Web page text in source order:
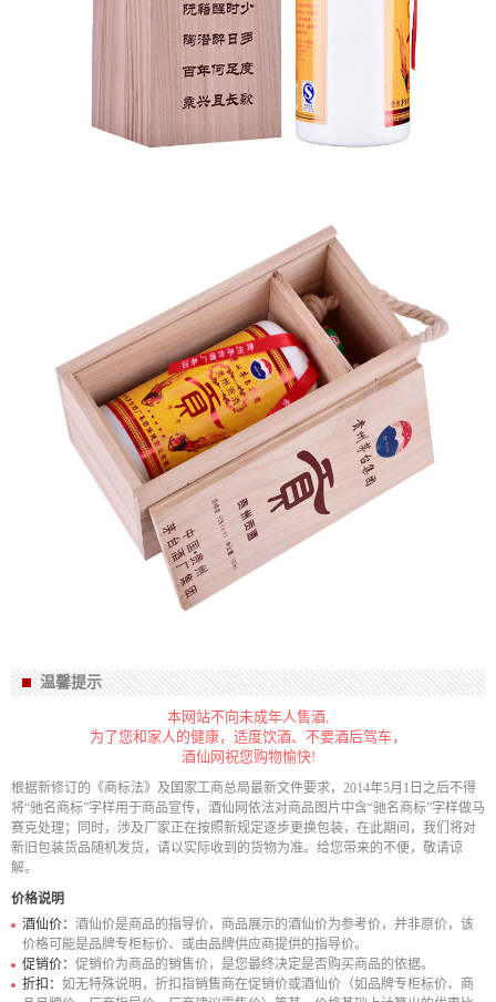
温馨提示
本网站不向未成年人售酒,
为了您和家人的健康，适度饮酒、不要酒后驾车，
酒仙网祝您购物愉快!
根据新修订的《商标法》及国家工商总局最新文件要求，2014年5月1日之后不得
将“驰名商标”字样用于商品宣传，酒仙网依法对商品图片中含“驰名商标”字样做马
赛克处理；同时，涉及厂家正在按照新规定逐步更换包装，在此期间，我们将对
新旧包装货品随机发货，请以实际收到的货物为准。给您带来的不便，敬请谅
解。
价格说明
酒仙价： 酒仙价是商品的指导价，商品展示的酒仙价为参考价，并非原价，该
价格可能是品牌专柜标价、或由品牌供应商提供的指导价。
促销价： 促销价为商品的销售价，是您最终决定是否购买商品的依据。
折扣： 如无特殊说明，折扣指销售商在促销价或酒仙价（如品牌专柜标价、商